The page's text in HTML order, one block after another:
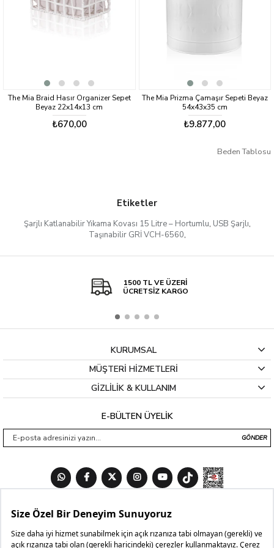
The Mia Braid Hasır Organizer Sepet
Beyaz 22x14x13 cm
₺670,00
The Mia Prizma Çamaşır Sepeti Beyaz
54x43x35 cm
₺9.877,00
Beden Tablosu
Etiketler
Şarjlı Katlanabilir Yıkama Kovası 15 Litre – Hortumlu, USB Şarjlı,
Taşınabilir GRİ VCH-6560,
1500 TL VE ÜZERİ
ÜCRETSİZ KARGO
KURUMSAL
MÜŞTERİ HİZMETLERİ
GİZLİLİK & KULLANIM
E-BÜLTEN ÜYELİK
GÖNDER